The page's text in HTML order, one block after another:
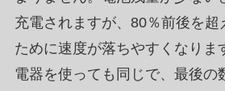
充電されますが、80％前後を超
ために速度が落ちやすくなりま
電器を使っても同じで、最後の